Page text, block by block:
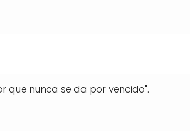
que nunca se da por vencido".